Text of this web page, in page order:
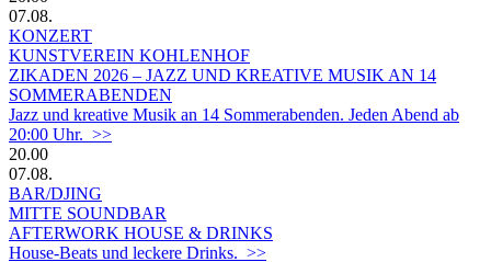
07.08.
KONZERT
KUNSTVEREIN KOHLENHOF
ZIKADEN 2026 – JAZZ UND KREATIVE MUSIK AN 14
SOMMERABENDEN
Jazz und kreative Musik an 14 Sommerabenden. Jeden Abend ab
20:00 Uhr. >>
20.00
07.08.
BAR/DJING
MITTE SOUNDBAR
AFTERWORK HOUSE & DRINKS
House-Beats und leckere Drinks. >>